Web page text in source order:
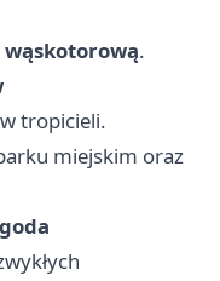
.
tropicieli.
miejskim oraz